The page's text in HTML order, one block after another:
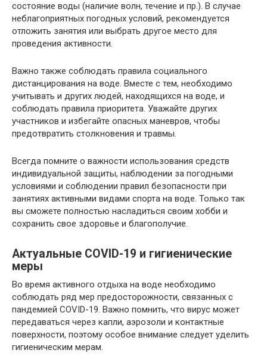
состояние воды (наличие волн, течение и пр.). В случае
неблагоприятных погодных условий, рекомендуется
отложить занятия или выбрать другое место для
проведения активности.
Важно также соблюдать правила социального
дистанцирования на воде. Вместе с тем, необходимо
учитывать и других людей, находящихся на воде, и
соблюдать правила приоритета. Уважайте других
участников и избегайте опасных маневров, чтобы
предотвратить столкновения и травмы.
Всегда помните о важности использования средств
индивидуальной защиты, наблюдении за погодными
условиями и соблюдении правил безопасности при
занятиях активными видами спорта на воде. Только так
вы сможете полностью насладиться своим хобби и
сохранить свое здоровье и благополучие.
Актуальные СОVID-19 и гигиенические
меры
Во время активного отдыха на воде необходимо
соблюдать ряд мер предосторожности, связанных с
пандемией СОVID-19. Важно помнить, что вирус может
передаваться через капли, аэрозоли и контактные
поверхности, поэтому особое внимание следует уделить
гигиеническим мерам.